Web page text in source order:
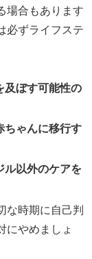
場合もあります
必ずライフステ
及ぼす可能性の
ちゃんに移行す
ル以外のケアを
な時期に自己判
にやめましょ